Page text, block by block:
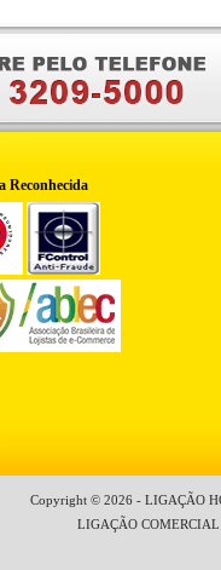
Reconhecida
Copyright © 2026 - LIGAÇÃO
LIGAÇÃO